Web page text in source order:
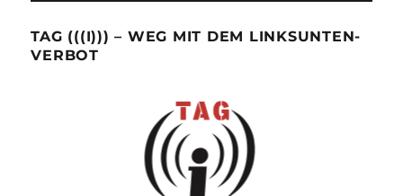
TAG (((I))) – WEG MIT DEM LINKSUNTEN-
VERBOT